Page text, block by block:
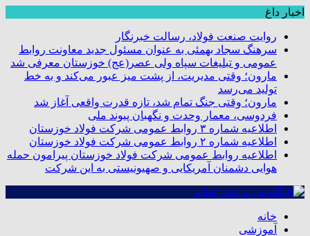
اخبار داغ
روایت صنعت فولاد،‌ رسالت خبرنگار
سرهنگ سجاد بهمئی به عنوان مسئول جدید معاونت روابط
عمومی و تبلیغات سپاه ولی عصر(عج) خوزستان معرفی شد
مارون؛ وقتی مدیریت، از پشت میز عبور می‌کند و به خط
تولید می‌رسد
مارون؛ وقتی جنگ تمام شد، تازه قدرت واقعی آغاز شد
فردوسی، معمار وحدت و نگهبان پیوند ملی
اطلاعیه شماره ۳ روابط عمومی شرکت فولاد خوزستان
اطلاعیه شماره ۲ روابط عمومی شرکت فولاد خوزستان
اطلاعیه روابط عمومی شرکت فولاد خوزستان پیرامون حمله
هوایی دشمنان آمریکایی و صهیونیستی به این شرکت
خانه
آموزشی